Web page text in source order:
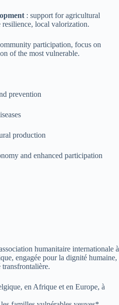
: support for agricultural
local valorization.
participation, focus on
of the most vulnerable.
prevention
production
and enhanced participation
humanitaire internationale à
engagée pour la dignité humaine,
en Afrique et en Europe, à